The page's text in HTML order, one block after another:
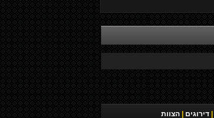
דירוגים הצוות